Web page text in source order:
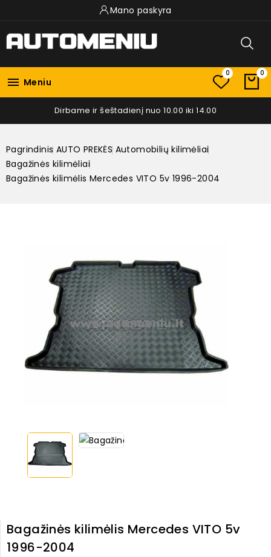
Mano paskyra
 Meniu
0 0
Dirbame ir šeštadienį nuo 10.00 iki 14.00
Pagrindinis AUTO PREKĖS Automobilių kilimėliai
Bagažinės kilimėliai
Bagažinės kilimėlis Mercedes VITO 5v 1996-2004
Bagažinės kilimėlis Mercedes VITO 5v
1996-2004